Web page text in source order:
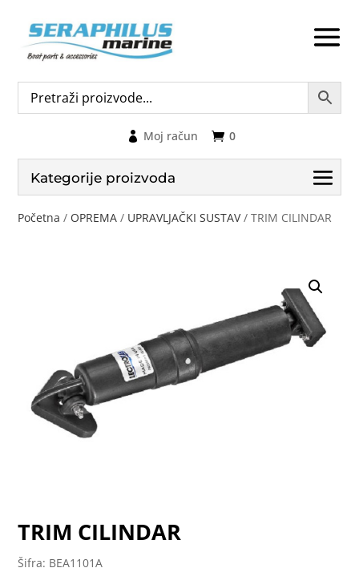
0
Moj račun
Kategorije proizvoda
Početna / OPREMA / UPRAVLJAČKI SUSTAV/ TRIM CILINDAR
TRIM CILINDAR
Šifra: BEA1101A